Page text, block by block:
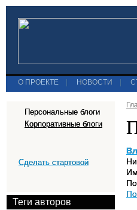
О ПРОЕКТЕ НОВОСТИ
Персональные блоги
Корпоративные блоги
Сделать стартовой
Теги авторов